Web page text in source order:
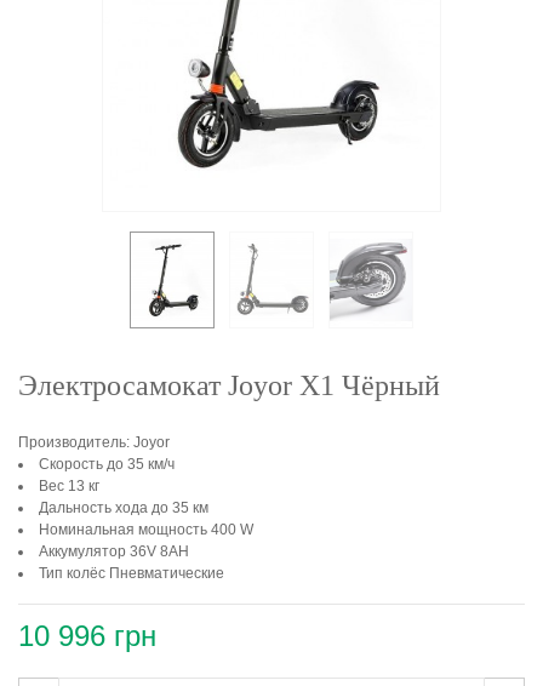
Электросамокат Joyor X1 Чёрный
Производитель: Joyor
Скорость до 35 км/ч
Вес 13 кг
Дальность хода до 35 км
Номинальная мощность 400 W
Аккумулятор 36V 8AH
Тип колёс Пневматические
10 996 грн